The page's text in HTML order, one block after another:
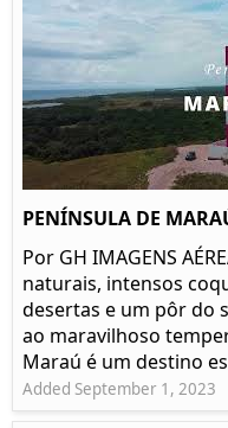
PENÍNSULA DE
Por GH IMAGENS
naturais, intensos
desertas e um pôr do
ao maravilhoso
Maraú é um destino
Added September 1, 2023